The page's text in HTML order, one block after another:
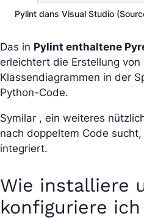
Pylint dans Visual Studio
Das in Pylint enthaltene
erleichtert die Erstellung von
Klassendiagrammen in der
Python-Code.
Symilar , ein weiteres
nach doppeltem Code
integriert.
Wie installiere
konfiguriere ich